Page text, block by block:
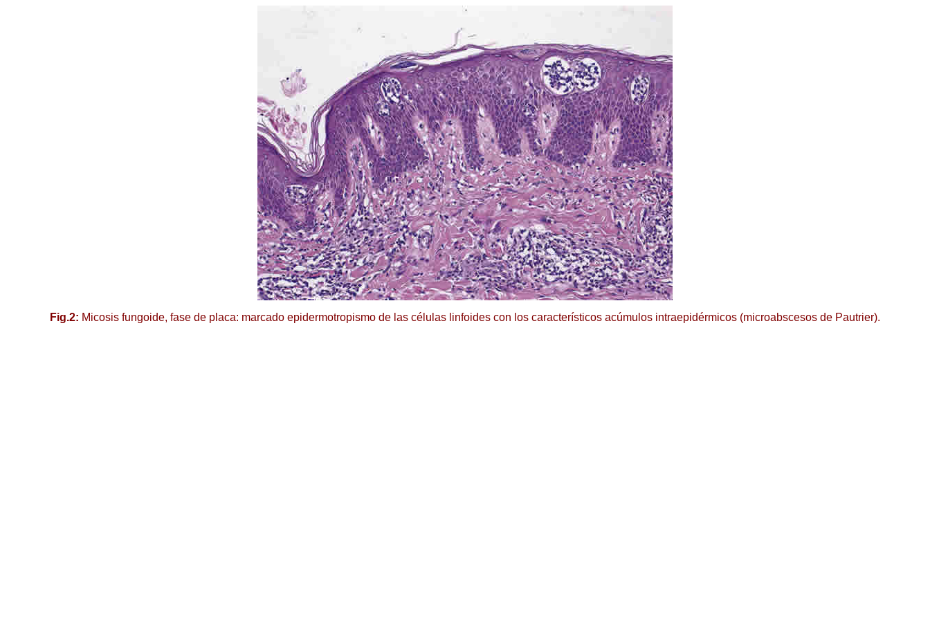
Fig.2: Micosis fungoide, fase de placa: marcado epidermotropismo de las células linfoides con los característicos acúmulos intraepidérmicos (microabscesos de Pautrier).